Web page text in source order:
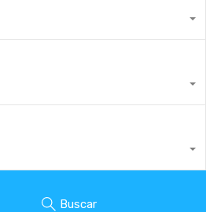
Buscar